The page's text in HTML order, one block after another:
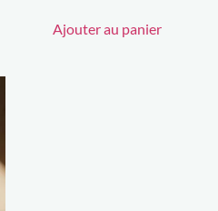
Ajouter au panier